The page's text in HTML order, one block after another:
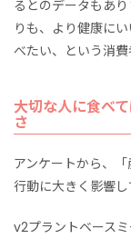
るとのデータもあ
りも、より健康に
べたい、という消費
大切な人に食べ
さ
アンケートから、
行動に大きく影響し
v2プラントベース